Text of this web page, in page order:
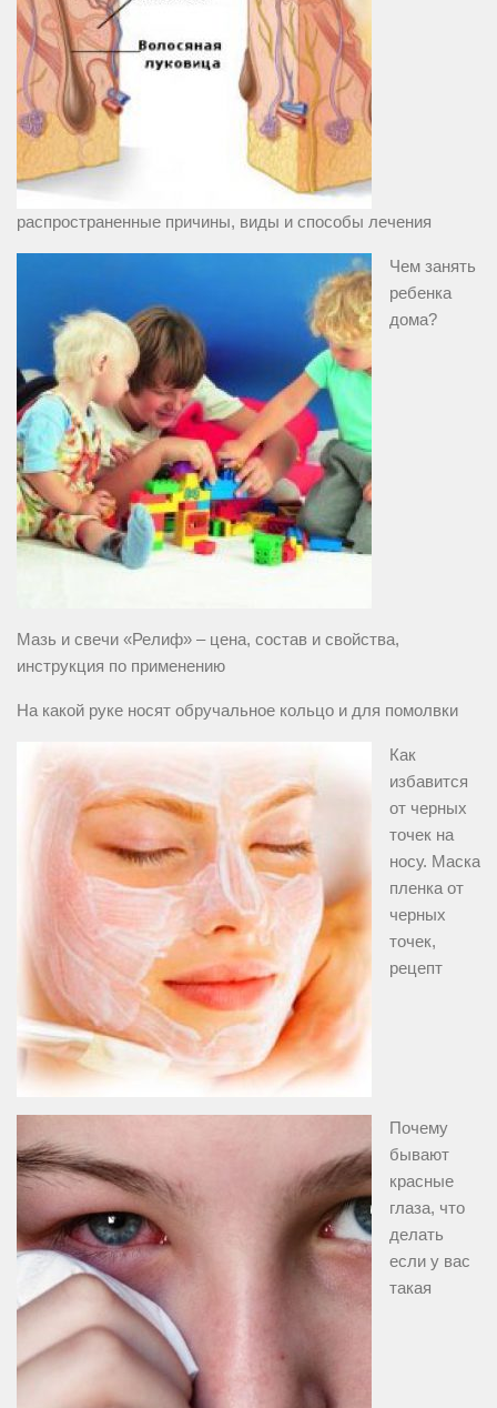
распространенные причины, виды и способы лечения
Чем занять
ребенка
дома?
Мазь и свечи «Релиф» – цена, состав и свойства,
инструкция по применению
На какой руке носят обручальное кольцо и для помолвки
Как
избавится
от черных
точек на
носу. Маска
пленка от
черных
точек,
рецепт
Почему
бывают
красные
глаза, что
делать
если у вас
такая